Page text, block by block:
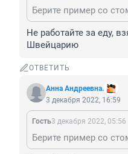
Не работайте за еду,
Швейцарию
ОТВЕТИТЬ
Анна Андреевна.
3 декабря 2022, 16:59
Гость3 декабря 2022, 05:56